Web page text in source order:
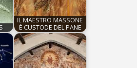
IL MAESTRO MASSONE
È CUSTODE DEL PANE